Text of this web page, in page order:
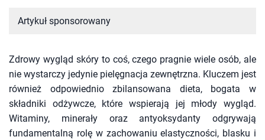
Artykuł sponsorowany
Zdrowy wygląd skóry to coś, czego pragnie wiele osób, ale
nie wystarczy jedynie pielęgnacja zewnętrzna. Kluczem jest
również odpowiednio zbilansowana dieta, bogata w
składniki odżywcze, które wspierają jej młody wygląd.
Witaminy, minerały oraz antyoksydanty odgrywają
fundamentalną rolę w zachowaniu elastyczności, blasku i